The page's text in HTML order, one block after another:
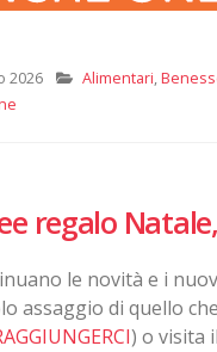
2026 Alimentari,
regalo
le novità e i
assaggio di quello
) o visita